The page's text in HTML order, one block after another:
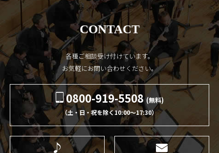
CONTACT
各種ご相談受け付けています。
お気軽にお問い合わせください。
0800-919-5508 (無料)
（土・日・祝を除く10:00〜17:30）